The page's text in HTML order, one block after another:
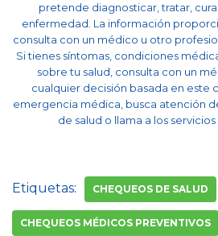
pretende diagnosticar, tratar,
enfermedad. La información
consulta con un médico u otro
Si tienes síntomas, condiciones
sobre tu salud, consulta con un
cualquier decisión basada en este
emergencia médica, busca atención
de salud o llama a los
Etiquetas: CHEQUEOS DE SALUD
CHEQUEOS MÉDICOS PREVENTIVOS